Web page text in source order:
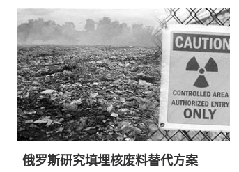
副院长主持，张春东副院长、邓学华助理参加
了研讨。
俄罗斯研究填埋核废料替代方案